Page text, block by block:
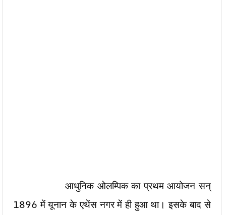
आधुनिक ओलम्पिक का प्रथम आयोजन सन्
1896 में यूनान के एथेंस नगर में ही हुआ था। इसके बाद से